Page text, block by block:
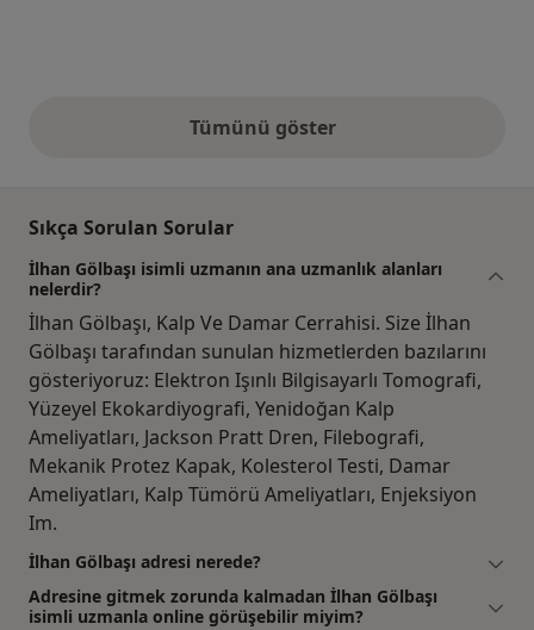
Tümünü gösteryukarıdaki görüşler
Sıkça Sorulan Sorular
İlhan Gölbaşı isimli uzmanın ana uzmanlık alanları
nelerdir?
İlhan Gölbaşı, Kalp Ve Damar Cerrahisi. Size İlhan
Gölbaşı tarafından sunulan hizmetlerden bazılarını
gösteriyoruz: Elektron Işınlı Bilgisayarlı Tomografi,
Yüzeyel Ekokardiyografi, Yenidoğan Kalp
Ameliyatları, Jackson Pratt Dren, Filebografi,
Mekanik Protez Kapak, Kolesterol Testi, Damar
Ameliyatları, Kalp Tümörü Ameliyatları, Enjeksiyon
Im.
İlhan Gölbaşı adresi nerede?
Adresine gitmek zorunda kalmadan İlhan Gölbaşı
isimli uzmanla online görüşebilir miyim?